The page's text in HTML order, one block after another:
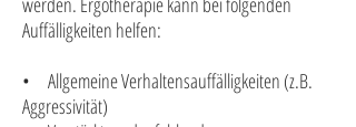
Auffälligkeiten helfen:
• Allgemeine Verhaltensauffälligkeiten (z.B.
Aggressivität)